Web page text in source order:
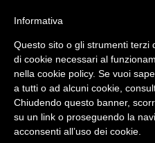
Tech
Apple:
realmente
di Redazione
Informativa
Questo sito o gli strumenti terzi
di cookie necessari al
nella cookie policy. Se vuoi
a tutti o ad alcuni cookie,
Chiudendo questo banner,
su un link o proseguendo la
acconsenti all’uso dei cookie.